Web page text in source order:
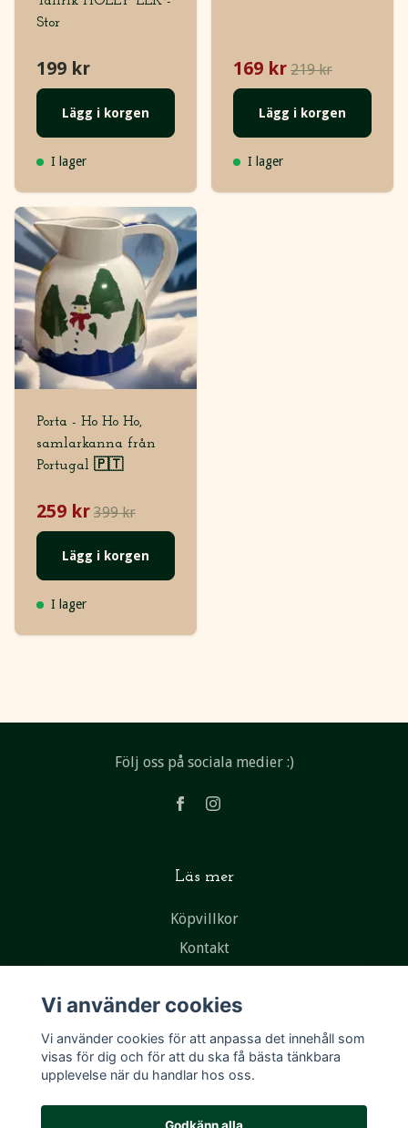
Stor
199 kr
Lägg i korgen
I lager
169 kr 219 kr
Lägg i korgen
I lager
Porta - Ho Ho Ho,
samlarkanna från
Portugal 🇵🇹
259 kr 399 kr
Lägg i korgen
I lager
Följ oss på sociala medier :)
Läs mer
Köpvillkor
Kontakt
Vi använder cookies
Vi använder cookies för att anpassa det innehåll som
visas för dig och för att du ska få bästa tänkbara
upplevelse när du handlar hos oss.
Godkänn alla